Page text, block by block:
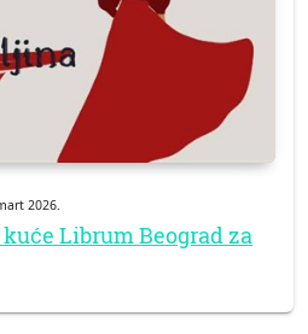
2026.
Librum Beograd za